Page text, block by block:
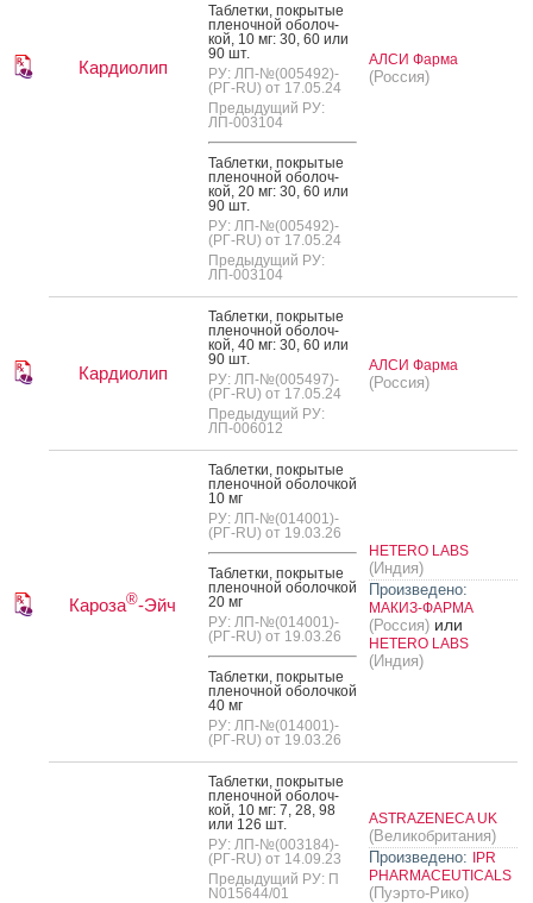
Кардиолип
Таб­летки, пок­ры­тые
пле­ноч­ной обо­лоч­
кой, 10 мг: 30, 60 или
90 шт.
РУ: ЛП-№(005492)-
(РГ-RU) от 17.05.24
Предыдущий РУ:
ЛП-003104
Таб­летки, пок­ры­тые
пле­ноч­ной обо­лоч­
кой, 20 мг: 30, 60 или
90 шт.
РУ: ЛП-№(005492)-
(РГ-RU) от 17.05.24
Предыдущий РУ:
ЛП-003104
АЛСИ Фарма
(Россия)
Кардиолип
Таб­летки, пок­ры­тые
пле­ноч­ной обо­лоч­
кой, 40 мг: 30, 60 или
90 шт.
РУ: ЛП-№(005497)-
(РГ-RU) от 17.05.24
Предыдущий РУ:
ЛП-006012
АЛСИ Фарма
(Россия)
Кароза®-Эйч
Таб­летки, пок­ры­тые
пле­ноч­ной обо­лоч­кой
10 мг
РУ: ЛП-№(014001)-
(РГ-RU) от 19.03.26
Таб­летки, пок­ры­тые
пле­ноч­ной обо­лоч­кой
20 мг
РУ: ЛП-№(014001)-
(РГ-RU) от 19.03.26
Таб­летки, пок­ры­тые
пле­ноч­ной обо­лоч­кой
40 мг
РУ: ЛП-№(014001)-
(РГ-RU) от 19.03.26
HETERO LABS
(Индия)
Произведено:
МАКИЗ-ФАРМА
(Россия) или
HETERO LABS
(Индия)
Таб­летки, пок­ры­тые
пле­ноч­ной обо­лоч­
кой, 10 мг: 7, 28, 98
или 126 шт.
РУ: ЛП-№(003184)-
(РГ-RU) от 14.09.23
Предыдущий РУ: П
N015644/01
ASTRAZENECA UK
(Великобритания)
Произведено: IPR
PHARMACEUTICALS
(Пуэрто-Рико)